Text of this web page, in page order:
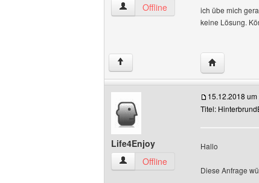
ullikate Benutzer-Profile anzeigen
Offline
ich übe mich
keine Lösung.
↑ Website
Life4Enjoy
Life4Enjoy Benutzer-Profile anzeigen
Offline
15.12.2018 um
Titel:
Hallo
Diese Anfrage